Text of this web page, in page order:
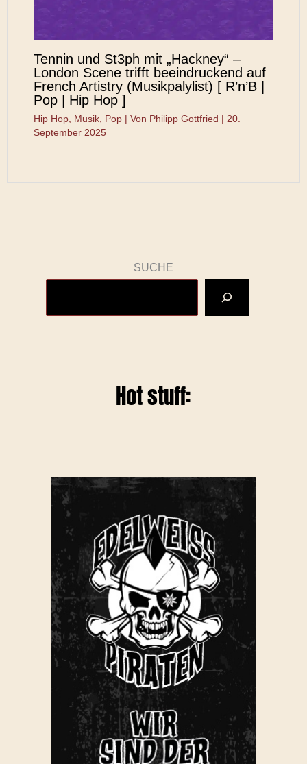
Tennin und St3ph mit „Hackney“ –
London Scene trifft beeindruckend auf
French Artistry (Musikpalylist) [ R’n’B |
Pop | Hip Hop ]
Hip Hop, Musik, Pop | Von Philipp Gottfried |20.
September 2025
SUCHE
Hot stuff: